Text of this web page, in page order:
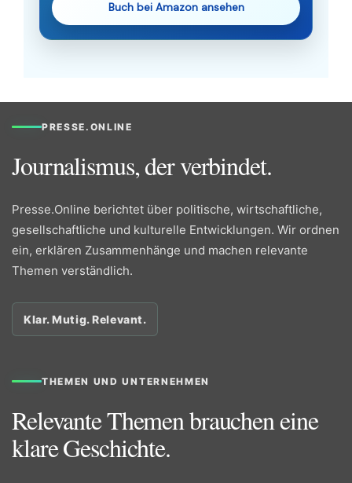
Buch bei Amazon ansehen
PRESSE.ONLINE
Journalismus, der verbindet.
Presse.Online berichtet über politische, wirtschaftliche,
gesellschaftliche und kulturelle Entwicklungen. Wir ordnen
ein, erklären Zusammenhänge und machen relevante
Themen verständlich.
Klar. Mutig. Relevant.
THEMEN UND UNTERNEHMEN
Relevante Themen brauchen eine
klare Geschichte.